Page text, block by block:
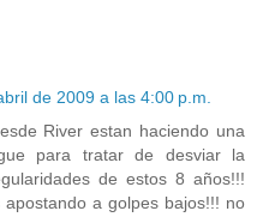
de 2009 a las 4:00 p.m.
River estan haciendo una
para tratar de desviar la
de estos 8 años!!!
a golpes bajos!!! no